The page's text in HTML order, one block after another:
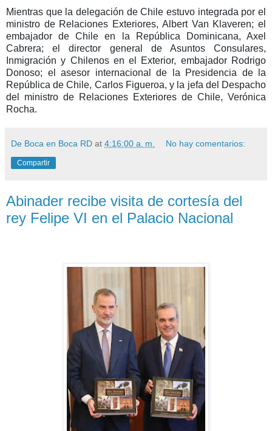
Mientras que la delegación de Chile estuvo integrada por el
ministro de Relaciones Exteriores, Albert Van Klaveren; el
embajador de Chile en la República Dominicana, Axel
Cabrera; el director general de Asuntos Consulares,
Inmigración y Chilenos en el Exterior, embajador Rodrigo
Donoso; el asesor internacional de la Presidencia de la
República de Chile, Carlos Figueroa, y la jefa del Despacho
del ministro de Relaciones Exteriores de Chile, Verónica
Rocha.
De Boca en Boca RD at 4:16:00 a. m. No hay comentarios:
Compartir
Abinader recibe visita de cortesía del
rey Felipe VI en el Palacio Nacional